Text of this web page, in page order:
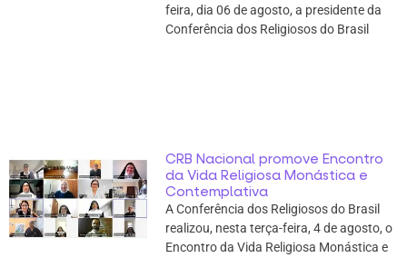
feira, dia 06 de agosto, a presidente da
Conferência dos Religiosos do Brasil
CRB Nacional promove Encontro
da Vida Religiosa Monástica e
Contemplativa
A Conferência dos Religiosos do Brasil
realizou, nesta terça-feira, 4 de agosto, o
Encontro da Vida Religiosa Monástica e